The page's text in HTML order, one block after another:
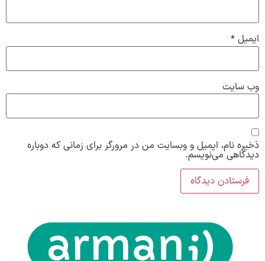
ایمیل *
وب‌ سایت
ذخیره نام، ایمیل و وبسایت من در مرورگر برای زمانی که دوباره
دیدگاهی می‌نویسم.